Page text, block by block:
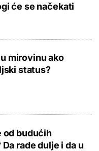
će se načekati
mirovinu ako
status?
od budućih
rade dulje i da u